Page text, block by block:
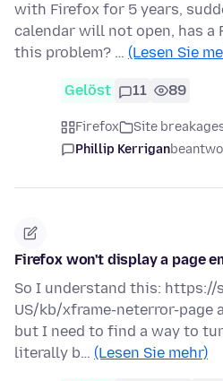
with Firefox for 5 years,
calendar will not open, has a
this problem? … (Lesen Sie
Gelöst 11 89
Firefox Site
Phillip Kerrigan
Firefox won't display a page
So I understand this:
US/kb/xframe-neterror-page
but I need to find a way to
literally b… (Lesen Sie mehr)